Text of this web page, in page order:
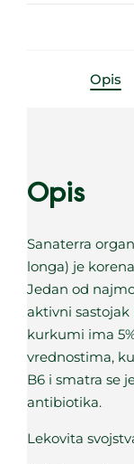
Opis
Opis
Sanaterra
longa) je
Jedan od
aktivni
kurkumi ima
vrednostima,
B6 i smatra se
antibiotika.
Lekovita